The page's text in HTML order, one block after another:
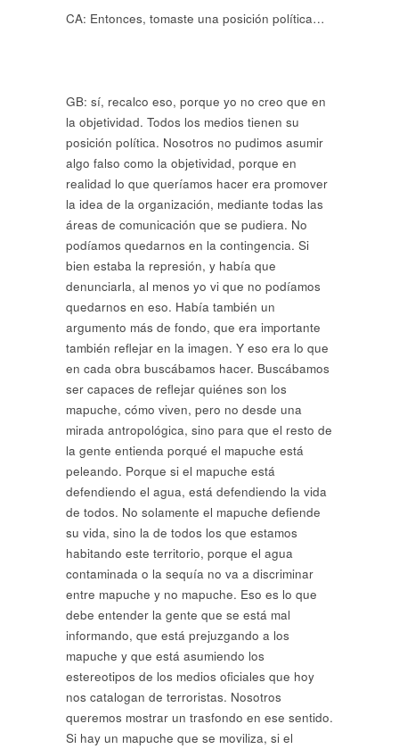
CA: Entonces, tomaste una posición política…
GB: sí, recalco eso, porque yo no creo que en
la objetividad. Todos los medios tienen su
posición política. Nosotros no pudimos asumir
algo falso como la objetividad, porque en
realidad lo que queríamos hacer era promover
la idea de la organización, mediante todas las
áreas de comunicación que se pudiera. No
podíamos quedarnos en la contingencia. Si
bien estaba la represión, y había que
denunciarla, al menos yo vi que no podíamos
quedarnos en eso. Había también un
argumento más de fondo, que era importante
también reflejar en la imagen. Y eso era lo que
en cada obra buscábamos hacer. Buscábamos
ser capaces de reflejar quiénes son los
mapuche, cómo viven, pero no desde una
mirada antropológica, sino para que el resto de
la gente entienda porqué el mapuche está
peleando. Porque si el mapuche está
defendiendo el agua, está defendiendo la vida
de todos. No solamente el mapuche defiende
su vida, sino la de todos los que estamos
habitando este territorio, porque el agua
contaminada o la sequía no va a discriminar
entre mapuche y no mapuche. Eso es lo que
debe entender la gente que se está mal
informando, que está prejuzgando a los
mapuche y que está asumiendo los
estereotipos de los medios oficiales que hoy
nos catalogan de terroristas. Nosotros
queremos mostrar un trasfondo en ese sentido.
Si hay un mapuche que se moviliza, si el